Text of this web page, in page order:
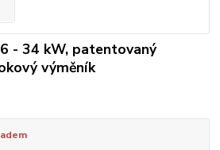
- 34 kW, patentovaný
výměník